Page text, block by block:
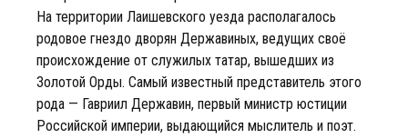
На территории Лаишевского уезда располагалось
родовое гнездо дворян Державиных, ведущих своё
происхождение от служилых татар, вышедших из
Золотой Орды. Самый известный представитель этого
рода — Гавриил Державин, первый министр юстиции
Российской империи, выдающийся мыслитель и поэт.